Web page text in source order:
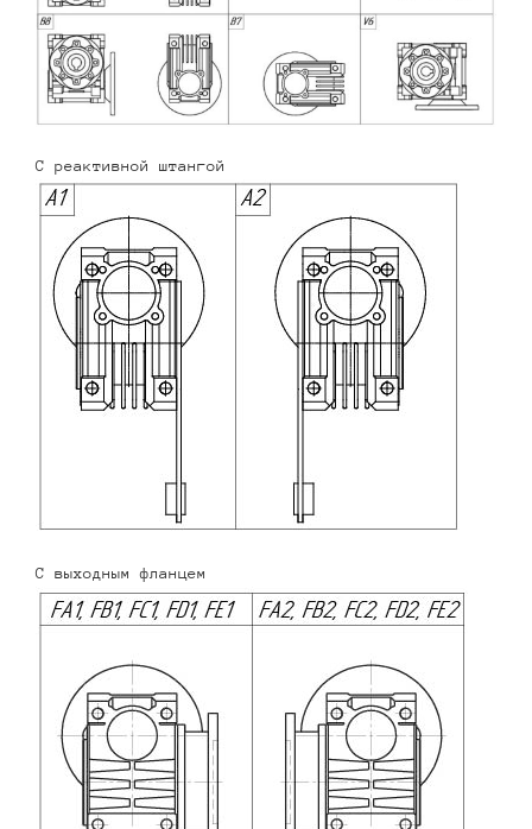
С реактивной штангой
С выходным фланцем